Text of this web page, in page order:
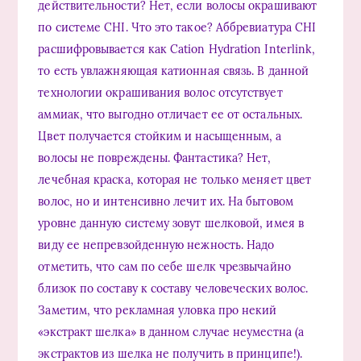
действительности? Нет, если волосы окрашивают
по системе CHI. Что это такое? Аббревиатура CHI
расшифровывается как Cation Hydration Interlink,
то есть увлажняющая катионная связь. В данной
технологии окрашивания волос отсутствует
аммиак, что выгодно отличает ее от остальных.
Цвет получается стойким и насыщенным, а
волосы не повреждены. Фантастика? Нет,
лечебная краска, которая не только меняет цвет
волос, но и интенсивно лечит их. На бытовом
уровне данную систему зовут шелковой, имея в
виду ее непревзойденную нежность. Надо
отметить, что сам по себе шелк чрезвычайно
близок по составу к составу человеческих волос.
Заметим, что рекламная уловка про некий
«экстракт шелка» в данном случае неуместна (а
экстрактов из шелка не получить в принципе!).